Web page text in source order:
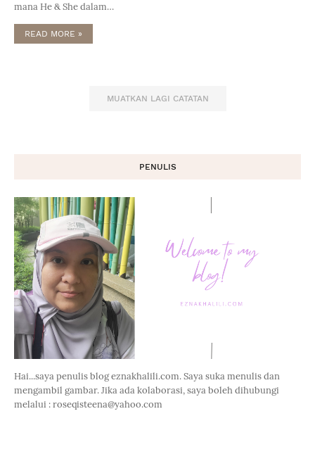
mana He & She dalam…
READ MORE »
MUATKAN LAGI CATATAN
PENULIS
Hai...saya penulis blog eznakhalili.com. Saya suka menulis dan
mengambil gambar. Jika ada kolaborasi, saya boleh dihubungi
melalui : roseqisteena@yahoo.com